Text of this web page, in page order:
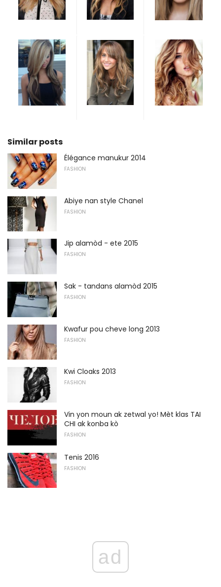
Similar posts
Élégance manukur 2014
FASHION
Abiye nan style Chanel
FASHION
Jip alamòd - ete 2015
FASHION
Sak - tandans alamòd 2015
FASHION
Kwafur pou cheve long 2013
FASHION
Kwi Cloaks 2013
FASHION
Vin yon moun ak zetwal yo! Mèt klas TAI
CHI ak konba kò
FASHION
Tenis 2016
FASHION
ad